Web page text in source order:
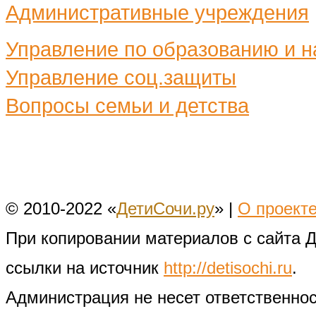
Административные учреждения
Управление по образованию и
Управление соц.защиты
Вопросы семьи и детства
© 2010-2022 «ДетиСочи.ру» | О
При копировании материалов с сайта
ссылки на источник http://detisochi.ru.
Администрация не несет